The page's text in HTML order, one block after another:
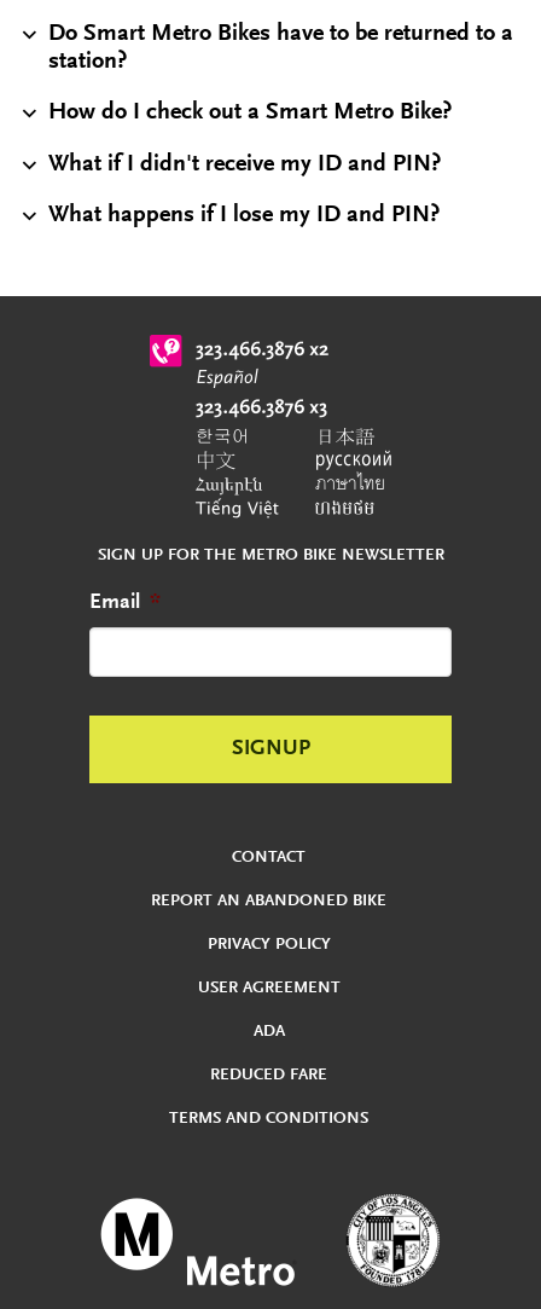
Do Smart Metro Bikes have to be returned to a
station?
How do I check out a Smart Metro Bike?
What if I didn't receive my ID and PIN?
What happens if I lose my ID and PIN?
SIGN UP FOR THE METRO BIKE NEWSLETTER
Email *
CONTACT
REPORT AN ABANDONED BIKE
PRIVACY POLICY
USER AGREEMENT
ADA
REDUCED FARE
TERMS AND CONDITIONS